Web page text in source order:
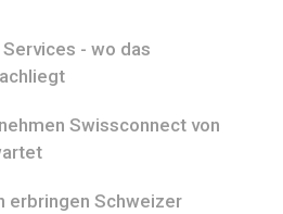
- wo das
Swissconnect von
erbringen Schweizer